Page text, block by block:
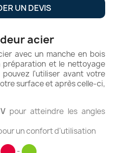
UN DEVIS
acier
avec un manche en bois
préparation et le nettoyage
pouvez l'utiliser avant votre
surface et après celle-ci,
pour atteindre les angles
un confort d'utilisation
-